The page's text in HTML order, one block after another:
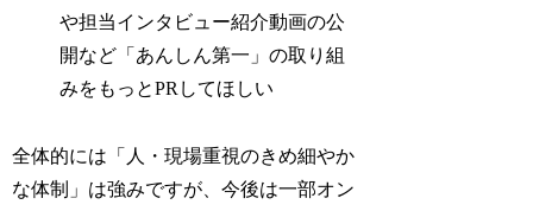
や担当インタビュー紹介動画の公
開など「あんしん第一」の取り組
みをもっとPRしてほしい
全体的には「人・現場重視のきめ細やか
な体制」は強みですが、今後は一部オン